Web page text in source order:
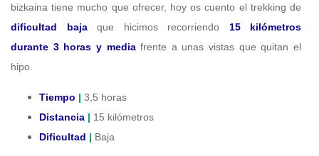
bizkaina tiene mucho que ofrecer, hoy os cuento el trekking de
dificultad bajaque hicimos recorriendo 15 kilómetros
durante 3 horas y mediafrente a unas vistas que quitan el
hipo.
Tiempo | 3,5 horas
Distancia | 15 kilómetros
Dificultad | Baja